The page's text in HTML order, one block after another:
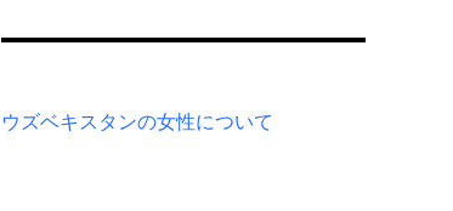
ウズベキスタンの女性について